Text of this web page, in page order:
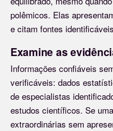
polêmicos. Elas
e citam fontes
Examine as
Informações confiáveis
verificáveis: dados
de especialistas
estudos científicos. Se
extraordinárias sem